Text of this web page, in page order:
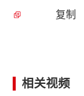
复制
相关视频